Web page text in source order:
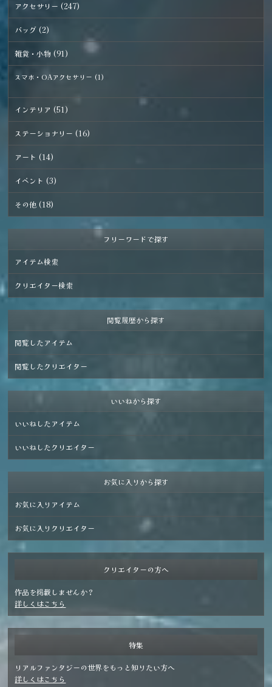
アクセサリー (247)
バッグ (2)
雑貨・小物 (91)
スマホ・OAアクセサリー (1)
インテリア (51)
ステーショナリー (16)
アート (14)
イベント (3)
その他 (18)
フリーワードで探す
アイテム検索
クリエイター検索
閲覧履歴から探す
閲覧したアイテム
閲覧したクリエイター
いいねから探す
いいねしたアイテム
いいねしたクリエイター
お気に入りから探す
お気に入りアイテム
お気に入りクリエイター
クリエイターの方へ
作品を掲載しませんか？
詳しくはこちら
特集
リアルファンタジーの世界をもっと知りたい方へ
詳しくはこちら